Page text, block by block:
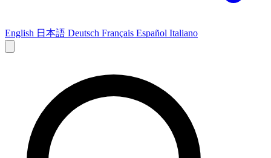
English 日本語 Deutsch Français Español Italiano